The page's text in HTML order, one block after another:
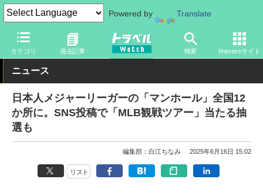
Powered by Translate
カテゴリ 過去記事 検索 Impressサイト
トラベル Watch 企業・政府・官庁 国内エアライン JAL
ニュース
日本人メジャーリーガーの「マンホール」全国12
か所に。SNS投稿で「MLB観戦ツアー」当たる抽
選も
編集部：白江ちなみ 2025年6月16日 15:02
リスト